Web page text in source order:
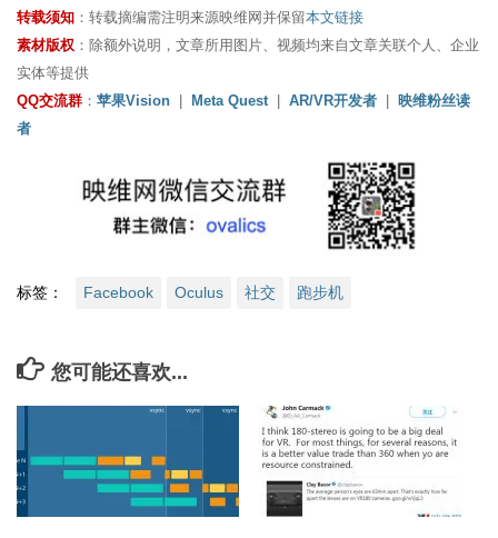
转载须知 ：转载摘编需注明来源映维网并保留本文链接
素材版权 ：除额外说明，文章所用图片、视频均来自文章关联个人、企业
实体等提供
QQ交流群 ： 苹果Vision Meta Quest| AR/VR开发者
映维粉丝读
者
标签： Facebook Oculus 社交 跑步机
您可能还喜欢...